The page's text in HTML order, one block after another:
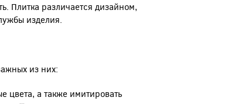
Плитка различается дизайном,
изделия.
из них:
цвета, а также имитировать